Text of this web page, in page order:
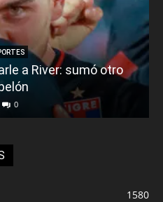
a River: sumó otro
0
1580